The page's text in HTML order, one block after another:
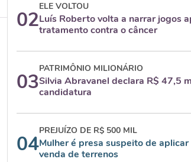
02
ELE VOLTOU
Luís Roberto volta a narrar jogos
tratamento contra o câncer
03
PATRIMÔNIO MILIONÁRIO
Silvia Abravanel declara R$ 47,5
candidatura
04
PREJUÍZO DE R$ 500 MIL
Mulher é presa suspeito de
venda de terrenos